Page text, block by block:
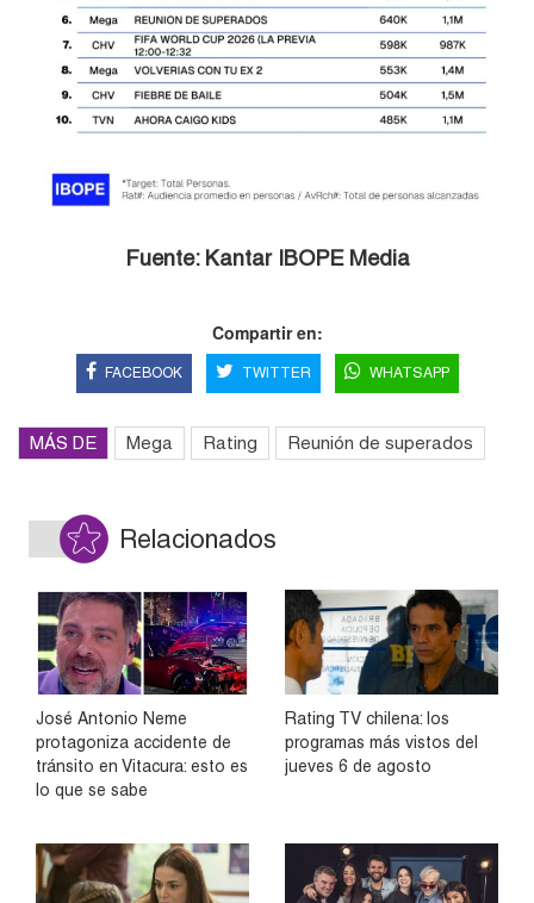
Fuente: Kantar IBOPE Media
Compartir en:
FACEBOOK TWITTER WHATSAPP
MÁS DE Mega Rating Reunión de superados
Relacionados
José Antonio Neme
protagoniza accidente de
tránsito en Vitacura: esto es
lo que se sabe
Rating TV chilena: los
programas más vistos del
jueves 6 de agosto